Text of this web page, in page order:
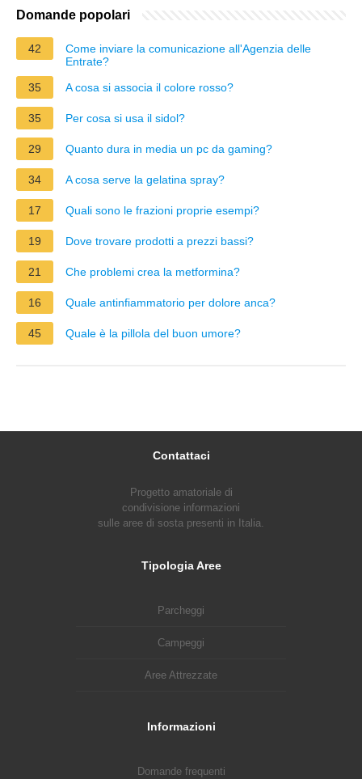
Domande popolari
42
Come inviare la comunicazione all'Agenzia delle
Entrate?
35
A cosa si associa il colore rosso?
35 Per cosa si usa il sidol?
29 Quanto dura in media un pc da gaming?
34 A cosa serve la gelatina spray?
17 Quali sono le frazioni proprie esempi?
19 Dove trovare prodotti a prezzi bassi?
21 Che problemi crea la metformina?
16 Quale antinfiammatorio per dolore anca?
45 Quale è la pillola del buon umore?
Contattaci
Progetto amatoriale di
condivisione informazioni
sulle aree di sosta presenti in Italia.
Tipologia Aree
Parcheggi
Campeggi
Aree Attrezzate
Informazioni
Domande frequenti